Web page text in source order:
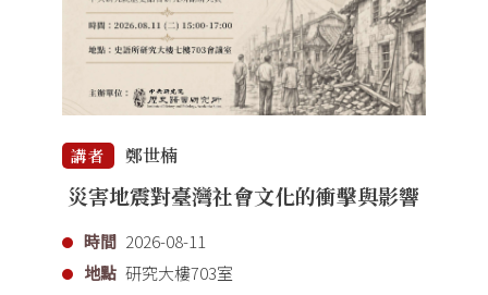
講者 鄭世楠
災害地震對臺灣社會文化的衝擊與影響
時間 2026-08-11
地點 研究大樓703室